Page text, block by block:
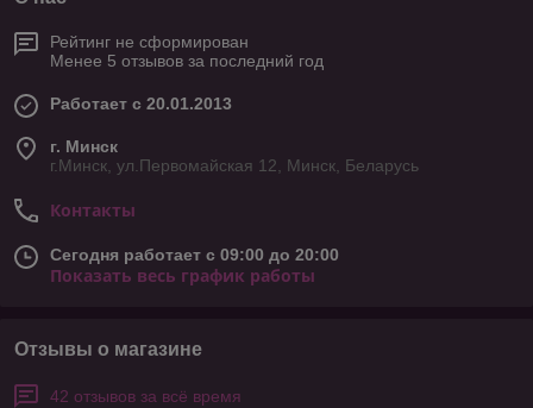
Рейтинг не сформирован
Менее 5 отзывов за последний год
Работает с 20.01.2013
г. Минск
г.Минск, ул.Первомайская 12, Минск, Беларусь
Контакты
Сегодня работает с 09:00 до 20:00
Показать весь график работы
Отзывы о магазине
42 отзывов за всё время